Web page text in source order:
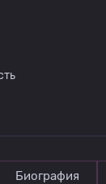
Биография